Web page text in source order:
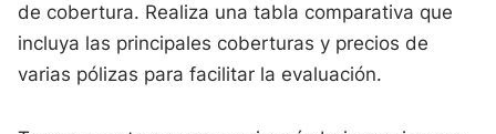
de cobertura. Realiza una tabla comparativa que
incluya las principales coberturas y precios de
varias pólizas para facilitar la evaluación.